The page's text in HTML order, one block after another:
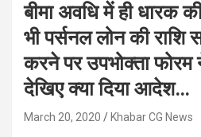
बीमा अवधि में ही धारक
भी पर्सनल लोन की राशि
करने पर उपभोक्ता
देखिए क्या दिया आदेश…
March 20, 2020 Khabar CG News